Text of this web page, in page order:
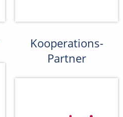
Kooperations-
Partner